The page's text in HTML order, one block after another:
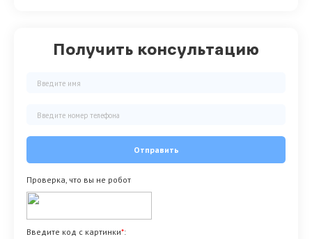
Получить консультацию
Отправить
Проверка, что вы не робот
Введите код с картинки*: